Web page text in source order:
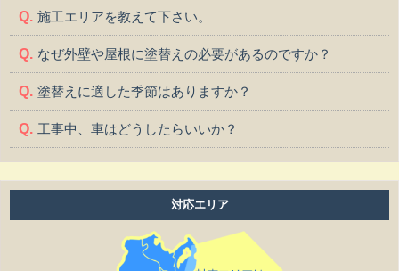
施工エリアを教えて下さい。
なぜ外壁や屋根に塗替えの必要があるのですか？
塗替えに適した季節はありますか？
工事中、車はどうしたらいいか？
工事中、気になる事や相談などがある場合はどうすれば
よいですか？
工事中は留守をしても大丈夫ですか？
施工後の保証はどうなっていますか？
対応エリア